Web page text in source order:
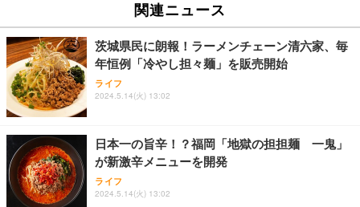
￥109,572
【純正品】27"ゲーミングモニター DualSense 充電
フック付き（CFI-ZDM1J）
【整備済み品】Dell E2724HS 27インチ 液晶モニタ
ー フルHD（1920×1080）VA 非光沢 HDMI/DisplayP
ort/VGA スピーカー内蔵 高さ調整 スイベル VESA対
SSD】8コア16スレッド 最大4.5GHz Win11 Pro 小
型PC 2.5G有線LAN Wi-Fi 6E BT5.2 8K3画面同時出
力 HDMI2.0/DP1.4/USB-C M.2 SSD 16TB拡張対応
コンパクト 静音ミニPC ゲーミングPC
￥86,999
【ミニpc 最新第12世代 N95 省電力 N97より高速】B
MAX ミニpc mini pc N95 4C/4T 15W 最大3.4GHz 1
2GB LPDDR5+512GB SSD 小型PC 8TB拡張M.2_N
ミニパソコン B4Plus
GMKtec ミニPC G11初登場 AMD Ryzen Embedde
d R2514搭載 16GB DDR4＋256GB SSD動作より安
定 最大3.7GHz｜4K×3画面出力・2.5GLAN HDMI 2.
重低音 遅延なし
￥949
Lightning to 3.5mm イヤホンジャック 変換 MFi認
証 【ハイレゾ音質】 内蔵DAC 遅延なし 48ビット/9
6KHz 音量調節対応
【HIFI音質】iphone イヤホンジャック ライトニン
グ イヤホン 変換 MFI認証 4極 内蔵DAC 遅延なし 音
量調節/音楽
関連ニュース
茨城県民に朗報！ラーメンチェーン清六家、毎
年恒例「冷やし担々麺」を販売開始
ライフ
2024.5.14(火) 13:02
日本一の旨辛！？福岡「地獄の担担麺 一鬼」
が新激辛メニューを開発
ライフ
2024.5.14(火) 13:02